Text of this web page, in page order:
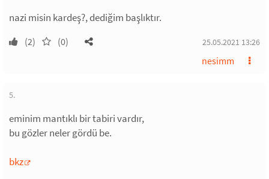
nazi misin kardeş?, dediğim başlıktır.
(2) (0) 25.05.2021 13:26
nesimm
5.
eminim mantıklı bir tabiri vardır,
bu gözler neler gördü be.
bkz